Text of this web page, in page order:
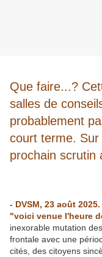
Que faire...?
salles de
probablement
court terme.
prochain scrutin
- DVSM, 23 août
"voici venue l'heure
inexorable mutation
frontale avec une
cités, des citoyens